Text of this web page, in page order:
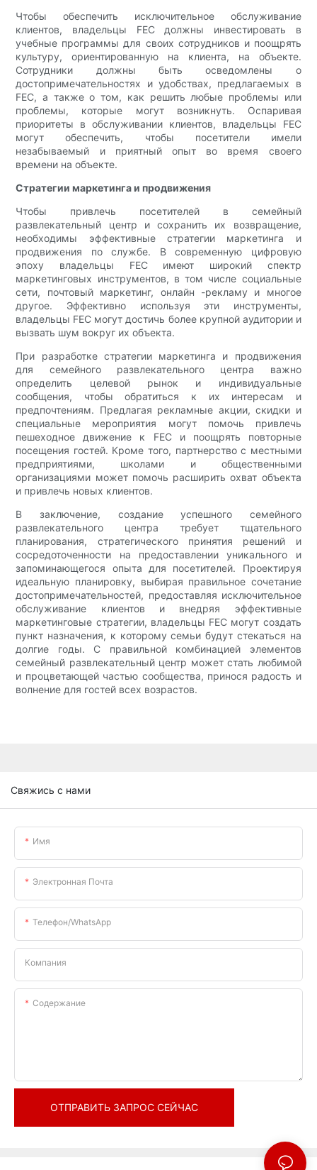
Чтобы обеспечить исключительное обслуживание
клиентов, владельцы FEC должны инвестировать в
учебные программы для своих сотрудников и поощрять
культуру, ориентированную на клиента, на объекте.
Сотрудники должны быть осведомлены о
достопримечательностях и удобствах, предлагаемых в
FEC, а также о том, как решить любые проблемы или
проблемы, которые могут возникнуть. Оспаривая
приоритеты в обслуживании клиентов, владельцы FEC
могут обеспечить, чтобы посетители имели
незабываемый и приятный опыт во время своего
времени на объекте.
Стратегии маркетинга и продвижения
Чтобы привлечь посетителей в семейный
развлекательный центр и сохранить их возвращение,
необходимы эффективные стратегии маркетинга и
продвижения по службе. В современную цифровую
эпоху владельцы FEC имеют широкий спектр
маркетинговых инструментов, в том числе социальные
сети, почтовый маркетинг, онлайн -рекламу и многое
другое. Эффективно используя эти инструменты,
владельцы FEC могут достичь более крупной аудитории и
вызвать шум вокруг их объекта.
При разработке стратегии маркетинга и продвижения
для семейного развлекательного центра важно
определить целевой рынок и индивидуальные
сообщения, чтобы обратиться к их интересам и
предпочтениям. Предлагая рекламные акции, скидки и
специальные мероприятия могут помочь привлечь
пешеходное движение к FEC и поощрять повторные
посещения гостей. Кроме того, партнерство с местными
предприятиями, школами и общественными
организациями может помочь расширить охват объекта
и привлечь новых клиентов.
В заключение, создание успешного семейного
развлекательного центра требует тщательного
планирования, стратегического принятия решений и
сосредоточенности на предоставлении уникального и
запоминающегося опыта для посетителей. Проектируя
идеальную планировку, выбирая правильное сочетание
достопримечательностей, предоставляя исключительное
обслуживание клиентов и внедряя эффективные
маркетинговые стратегии, владельцы FEC могут создать
пункт назначения, к которому семьи будут стекаться на
долгие годы. С правильной комбинацией элементов
семейный развлекательный центр может стать любимой
и процветающей частью сообщества, принося радость и
волнение для гостей всех возрастов.
Свяжись с нами
Имя
Электронная Почта
Телефон/WhatsApp
Компания
Содержание
ОТПРАВИТЬ ЗАПРОС СЕЙЧАС